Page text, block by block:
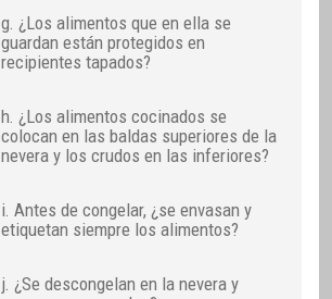
g. ¿Los alimentos que en ella se
guardan están protegidos en
recipientes tapados?
h. ¿Los alimentos cocinados se
colocan en las baldas superiores de la
nevera y los crudos en las inferiores?
i. Antes de congelar, ¿se envasan y
etiquetan siempre los alimentos?
j. ¿Se descongelan en la nevera y